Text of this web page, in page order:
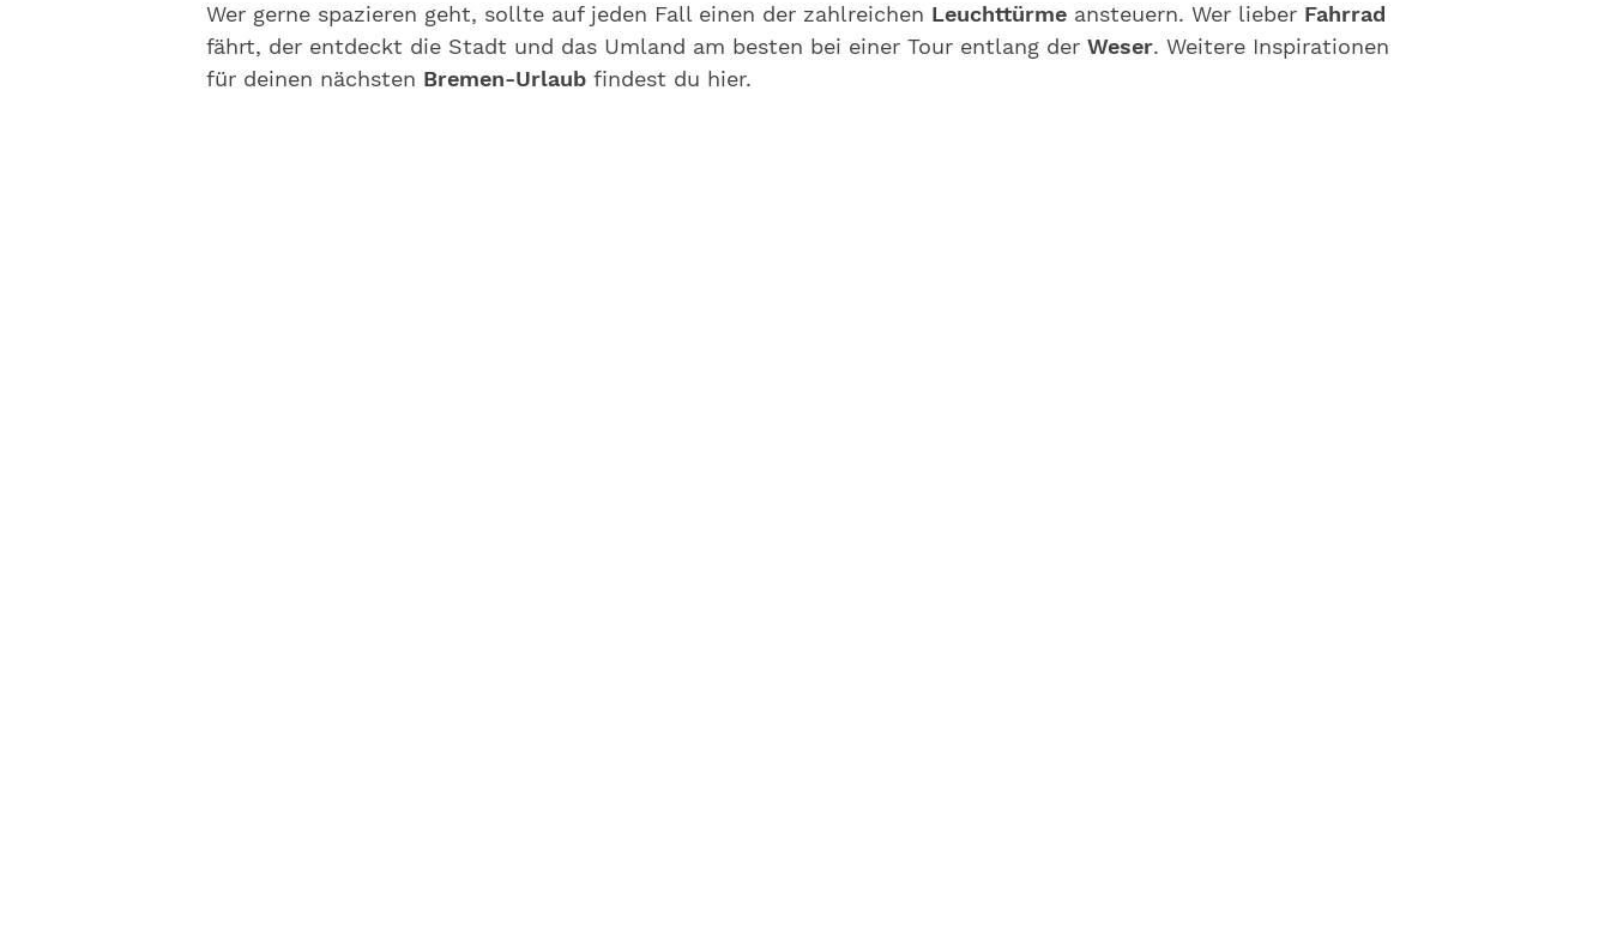
Wer gerne spazieren geht, sollte auf jeden Fall einen der zahlreichen Leuchttürme ansteuern. Wer lieber Fahrrad
fährt, der entdeckt die Stadt und das Umland am besten bei einer Tour entlang der Weser. Weitere Inspirationen
für deinen nächsten Bremen-Urlaub findest du hier.